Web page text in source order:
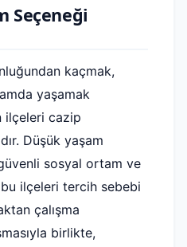
Seçeneği
kaçmak,
yaşamak
ilçeleri cazip
Düşük yaşam
sosyal ortam ve
ilçeleri tercih sebebi
çalışma
birlikte,